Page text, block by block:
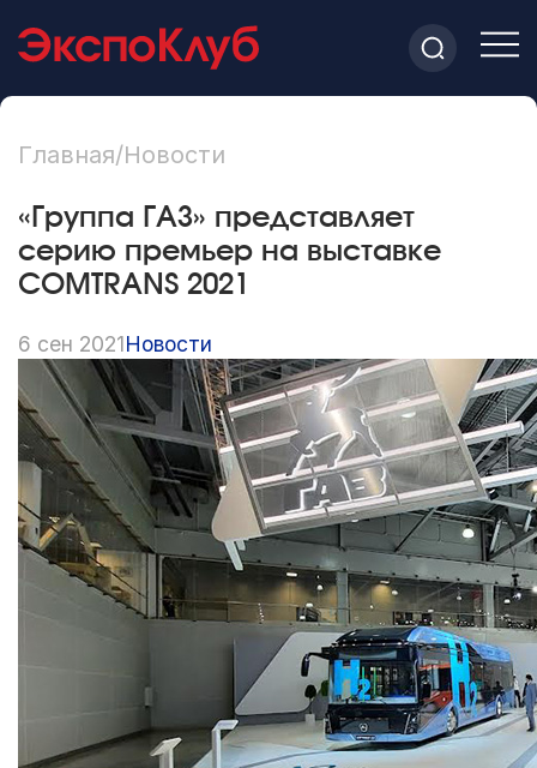
Главная/Новости
«Группа ГАЗ» представляет
серию премьер на выставке
COMTRANS 2021
6 сен 2021Новости